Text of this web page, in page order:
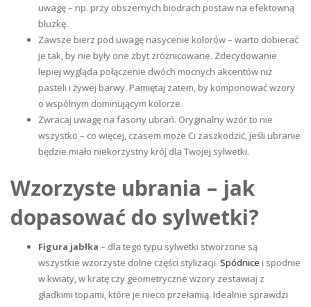
uwagę – np. przy obszernych biodrach postaw na efektowną
bluzkę.
Zawsze bierz pod uwagę nasycenie kolorów – warto dobierać
je tak, by nie były one zbyt zróżnicowane. Zdecydowanie
lepiej wygląda połączenie dwóch mocnych akcentów niż
pasteli i żywej barwy. Pamiętaj zatem, by komponować wzory
o wspólnym dominującym kolorze.
Zwracaj uwagę na fasony ubrań. Oryginalny wzór to nie
wszystko – co więcej, czasem może Ci zaszkodzić, jeśli ubranie
będzie miało niekorzystny krój dla Twojej sylwetki.
Wzorzyste ubrania – jak
dopasować do sylwetki?
Figura jabłka – dla tego typu sylwetki stworzone są
wszystkie wzorzyste dolne części stylizacji. Spódnice i spodnie
w kwiaty, w kratę czy geometryczne wzory zestawiaj z
gładkimi topami, które je nieco przełamią. Idealnie sprawdzi